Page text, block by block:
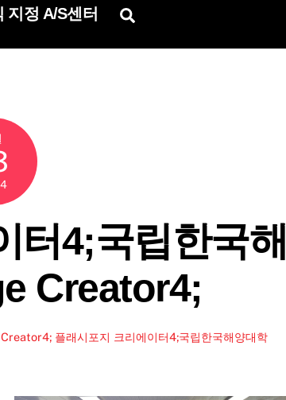
지정 A/S센터
터4;국립한국해
Creator4;
Creator4; 플래시포지 크리에이터4;국립한국해양대학